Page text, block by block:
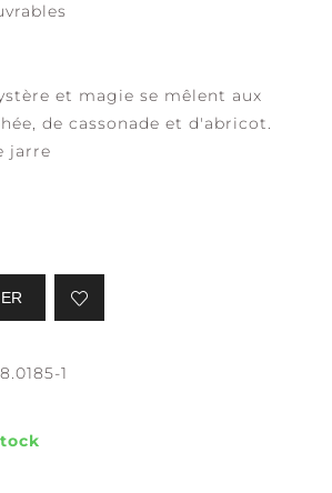
View all
+
et magie se mêlent aux
de cassonade et d'abricot.
jarre
1